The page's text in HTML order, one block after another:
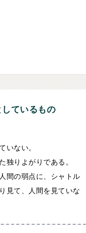
ているもの
いない。
独りよがりである。
間の弱点に、シャトル
見て、人間を見ていな